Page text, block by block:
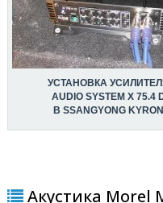
УСТАНОВКА
AUDIO SYSTEM X 75.4
В SSANGYONG KYRON
Акустика Morel